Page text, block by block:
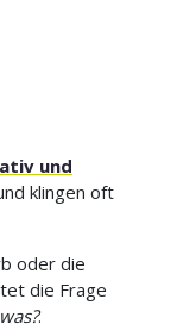
und
klingen oft
oder die
die Frage
.